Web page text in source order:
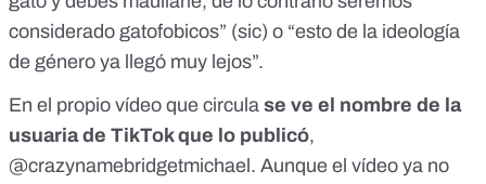
considerado gatofobicos” (sic) o “esto de la ideología
de género ya llegó muy lejos”.
En el propio vídeo que circula se ve el nombre de la
usuaria de TikTok que lo publicó,
@crazynamebridgetmichael. Aunque el vídeo ya no